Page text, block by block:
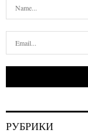
РУБРИКИ